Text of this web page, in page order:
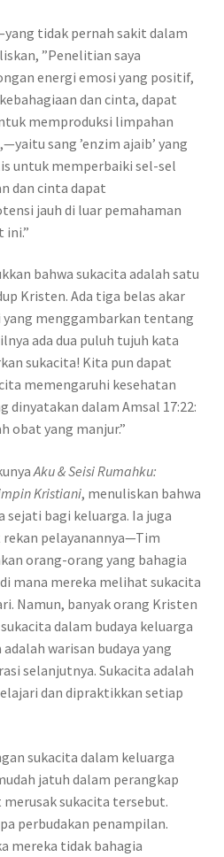
tidak pernah sakit dalam
”Penelitian saya
energi emosi yang positif,
dan cinta, dapat
memproduksi limpahan
sang ’enzim ajaib’ yang
untuk memperbaiki sel-sel
dan cinta dapat
jauh di luar pemahaman
ini.”
bahwa sukacita adalah satu
Kristen. Ada tiga belas akar
yang menggambarkan tentang
ada dua puluh tujuh kata
sukacita! Kita pun dapat
memengaruhi kesehatan
dinyatakan dalam Amsal 17:22:
obat yang manjur.”
Aku & Seisi Rumahku:
Kristiani, menuliskan bahwa
sejati bagi keluarga. Ia juga
pelayanannya—Tim
orang-orang yang bahagia
mana mereka melihat sukacita
Namun, banyak orang Kristen
dalam budaya keluarga
warisan budaya yang
selanjutnya. Sukacita adalah
dan dipraktikkan setiap
sukacita dalam keluarga
jatuh dalam perangkap
sukacita tersebut.
perbudakan penampilan.
mereka tidak bahagia